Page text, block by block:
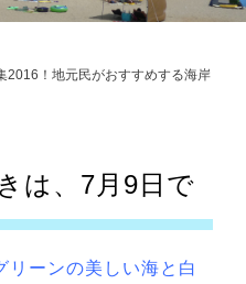
a
o
2016！地元民がおすすめする海岸
は、7月9日で
リーンの美しい海と白